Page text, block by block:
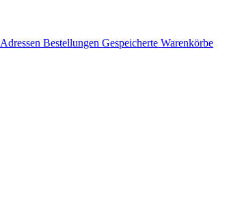
Adressen Bestellungen Gespeicherte Warenkörbe